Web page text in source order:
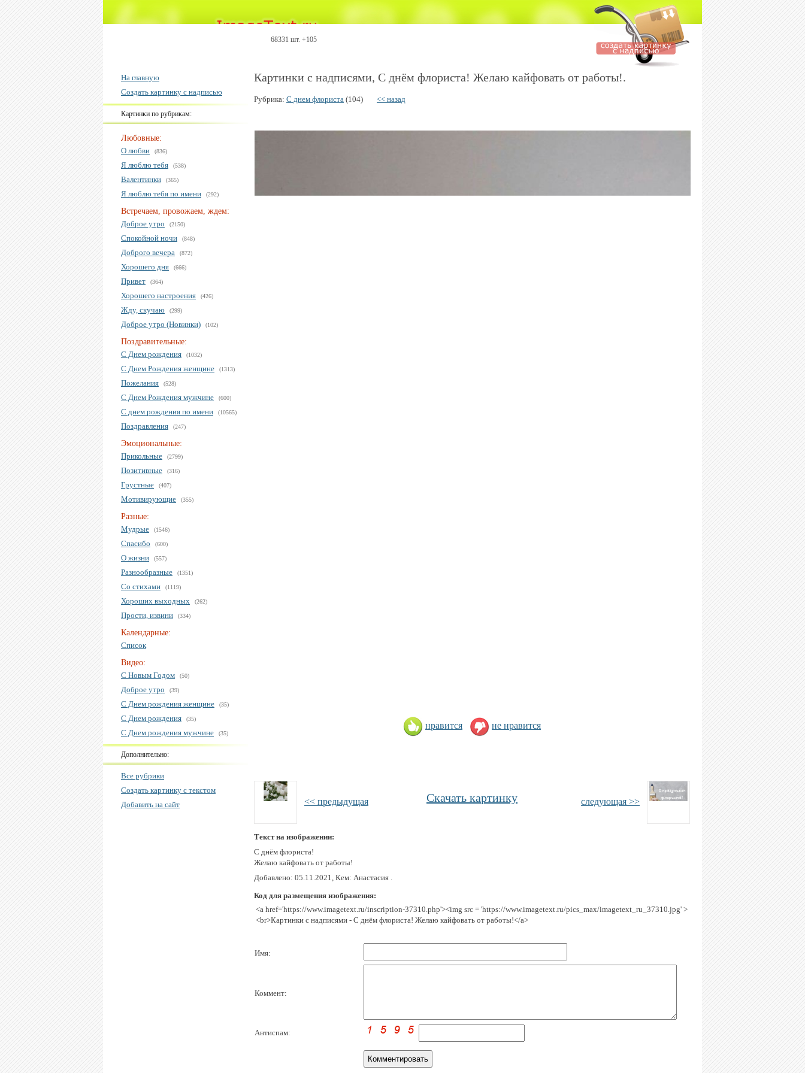
68331 шт. +105
На главную
Создать картинку с надписью
Картинки по рубрикам:
Любовные:
О любви
(836)
Я люблю тебя (538)
Валентинки (365)
Я люблю тебя по имени (292)
Встречаем, провожаем, ждем:
Доброе утро
(2150)
Спокойной ночи (848)
Доброго вечера (872)
Хорошего дня (666)
Привет (364)
Хорошего настроения (426)
Жду, скучаю (299)
Доброе утро (Новинки) (102)
Поздравительные:
С Днем рождения
(1032)
С Днем Рождения женщине (1313)
Пожелания (528)
С Днем Рождения мужчине (600)
С днем рождения по имени (10565)
Поздравления (247)
Эмоциональные:
Прикольные
(2799)
Позитивные (316)
Грустные (407)
Мотивирующие (355)
Разные:
Мудрые
(1546)
Спасибо (600)
О жизни (557)
Разнообразные (1351)
Со стихами (1119)
Хороших выходных (262)
Прости, извини (334)
Календарные:
Список
Видео:
С Новым Годом
(50)
Доброе утро (39)
С Днем рождения женщине (35)
С Днем рождения (35)
С Днем рождения мужчине (35)
Дополнительно:
Все рубрики
Создать картинку с текстом
Добавить на сайт
Картинки с надписями, С днём флориста! Желаю кайфовать от работы!.
Рубрика: С днем флориста (104) << назад
нравится не нравится
<< предыдущая следующая >>
Скачать картинку
Текст на изображении:
С днём флориста!
Желаю кайфовать от работы!
Добавлено: 05.11.2021, Кем: Анастасия .
Код для размещения изображения:
<a href='https://www.imagetext.ru/inscription-37310.php'><img src = 'https://www.imagetext.ru/pics_max/imagetext_ru_37310.jpg' >
<br>Картинки с надписями - С днём флориста! Желаю кайфовать от работы!</a>
Имя:
Коммент:
Антиспам: